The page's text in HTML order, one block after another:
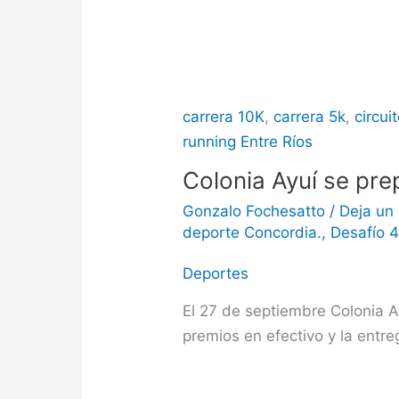
carrera 10K,carrera 5k,
running Entre Ríos
Colonia Ayuí se
Gonzalo Fochesatto / Deja
deporte Concordia., Desafío
Deportes
El 27 de septiembre Colonia
premios en efectivo y la